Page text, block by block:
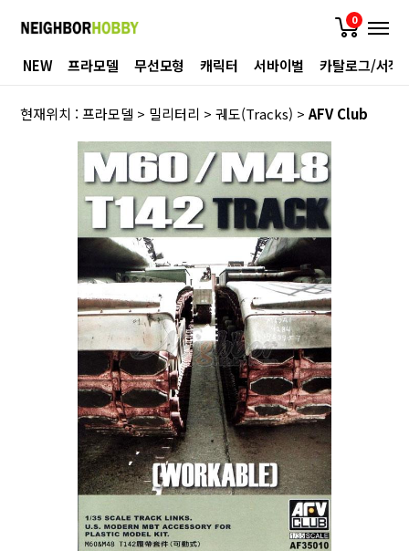
0
NEW 프라모델 무선모형 캐릭터 서바이벌 카탈로그/서적
현재위치 :프라모델 > 밀리터리 >궤도(Tracks) >AFV Club